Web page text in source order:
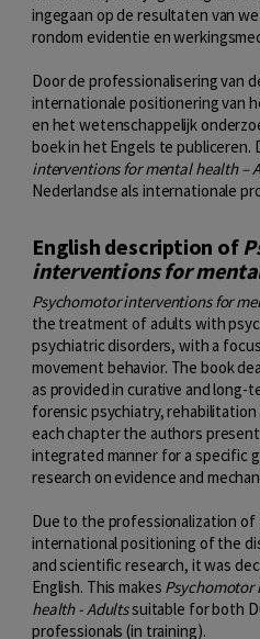
ingegaan op de resultaten van
rondom evidentie en
Door de professionalisering van
internationale positionering van
en het wetenschappelijk
boek in het Engels te publiceren.
interventions for mental health –
Nederlandse als internationale
English description of
interventions for
Psychomotor interventions for
the treatment of adults with
psychiatric disorders, with a
movement behavior. The book
as provided in curative and long-
forensic psychiatry,
each chapter the authors
integrated manner for a specific
research on evidence and
Due to the professionalization
international positioning of the
and scientific research, it was
English. This makes Psychomotor
health - Adultssuitable for both
professionals (in training).